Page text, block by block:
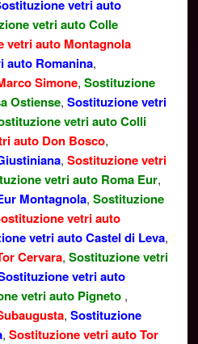
vetri auto
vetri auto Colle
vetri auto Montagnola
auto Romanina,
Simone, Sostituzione
Ostiense, Sostituzione vetri
vetri auto Colli
auto Don Bosco,
, Sostituzione vetri
vetri auto Roma Eur,
Montagnola, Sostituzione
vetri auto
vetri auto Castel di Leva,
Cervara, Sostituzione vetri
vetri auto
vetri auto Pigneto ,
, Sostituzione
, Sostituzione vetri auto Tor